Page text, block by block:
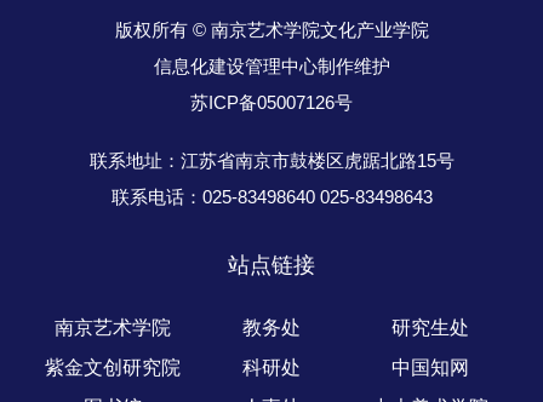
版权所有 © 南京艺术学院文化产业学院
信息化建设管理中心制作维护
苏ICP备05007126号
联系地址：江苏省南京市鼓楼区虎踞北路15号
联系电话：025-83498640 025-83498643
站点链接
南京艺术学院 教务处
研究生处
紫金文创研究院
科研处
中国知网